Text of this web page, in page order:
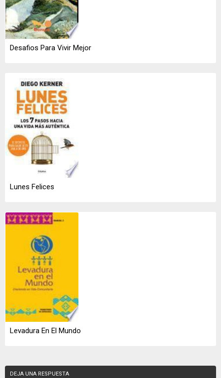
Desafios Para Vivir Mejor
Lunes Felices
Levadura En El Mundo
DEJA UNA RESPUESTA